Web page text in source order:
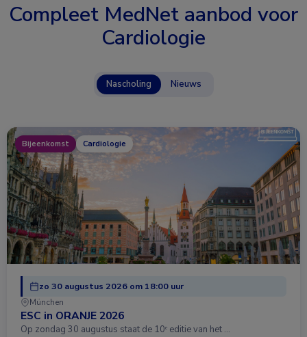
Compleet MedNet aanbod voor
Cardiologie
Nascholing Nieuws
Bijeenkomst Cardiologie
zo 30 augustus 2026 om 18:00 uur
München
ESC in ORANJE 2026
Op zondag 30 augustus staat de 10ᵉ editie van het …